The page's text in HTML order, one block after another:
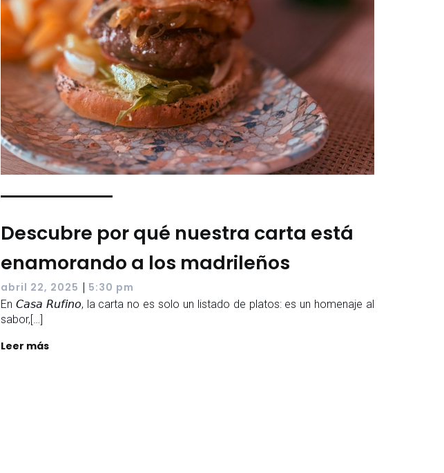
Descubre por qué nuestra carta está
enamorando a los madrileños
abril 22, 2025 | 5:30 pm
En 𝘊𝘢𝘴𝘢 𝘙𝘶𝘧𝘪𝘯𝘰, la carta no es solo un listado de platos: es un homenaje al
sabor,[…]
Leer más